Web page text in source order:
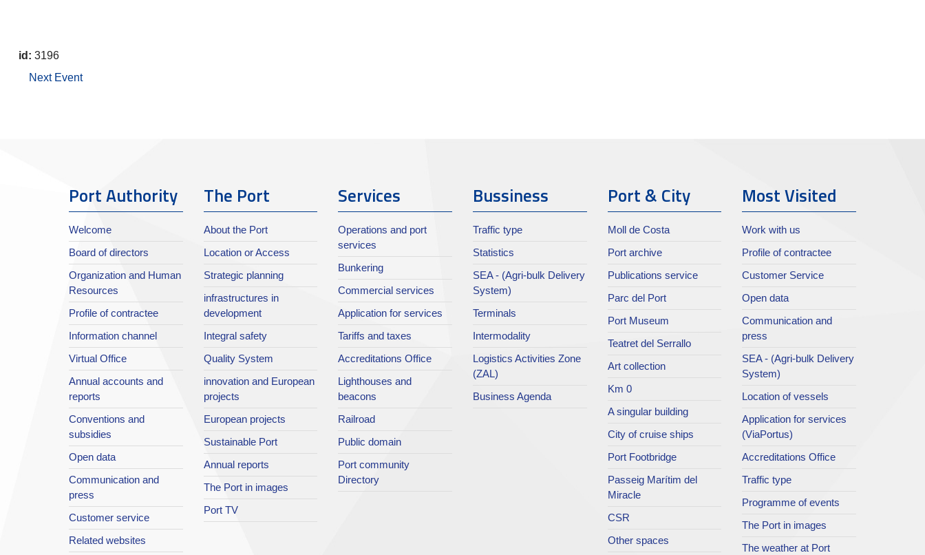
id: 3196
Next Event
Port Authority
Welcome
Board of directors
Organization and Human
Resources
Profile of contractee
Information channel
Virtual Office
Annual accounts and
reports
Conventions and
subsidies
Open data
Communication and
press
Customer service
Related websites
The Port
About the Port
Location or Access
Strategic planning
infrastructures in
development
Integral safety
Quality System
innovation and European
projects
European projects
Sustainable Port
Annual reports
The Port in images
Port TV
Services
Operations and port
services
Bunkering
Commercial services
Application for services
Tariffs and taxes
Accreditations Office
Lighthouses and
beacons
Railroad
Public domain
Port community
Directory
Bussiness
Traffic type
Statistics
SEA - (Agri-bulk Delivery
System)
Terminals
Intermodality
Logistics Activities Zone
(ZAL)
Business Agenda
Port & City
Moll de Costa
Port archive
Publications service
Parc del Port
Port Museum
Teatret del Serrallo
Art collection
Km 0
A singular building
City of cruise ships
Port Footbridge
Passeig Marítim del
Miracle
CSR
Other spaces
Most Visited
Work with us
Profile of contractee
Customer Service
Open data
Communication and
press
SEA - (Agri-bulk Delivery
System)
Location of vessels
Application for services
(ViaPortus)
Accreditations Office
Traffic type
Programme of events
The Port in images
The weather at Port